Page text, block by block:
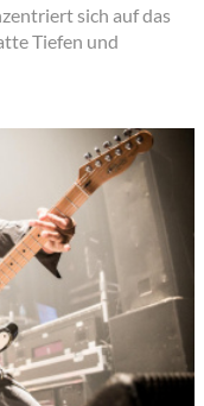
sich auf das
Tiefen und